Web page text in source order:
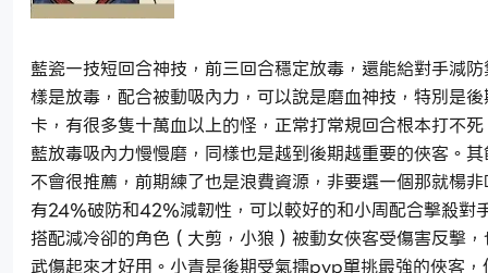
藍瓷一技短回合神技，前三回合穩定放毒，還能給對手減
樣是放毒，配合被動吸內力，可以說是磨血神技，特別是
卡，有很多隻十萬血以上的怪，正常打常規回合根本打不
藍放毒吸內力慢慢磨，同樣也是越到後期越重要的俠客。
不會很推薦，前期練了也是浪費資源，非要選一個那就楊
有24％破防和42％減韌性，可以較好的和小周配合擊殺對
搭配減冷卻的角色（大剪，小狼）被動女俠客受傷害反擊
武傷起來才好用。小青是後期受氣擂pvp單挑最強的俠客